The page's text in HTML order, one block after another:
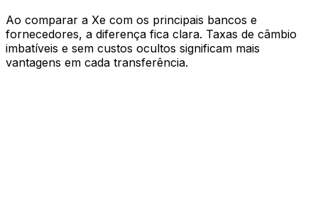
Ao comparar a Xe com os principais bancos e
fornecedores, a diferença fica clara. Taxas de câmbio
imbatíveis e sem custos ocultos significam mais
vantagens em cada transferência.